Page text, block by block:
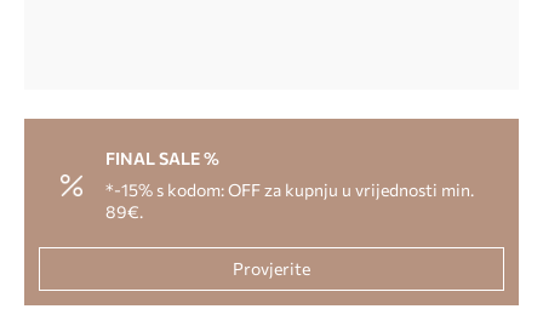
FINAL SALE %
*-15% s kodom: OFF za kupnju u vrijednosti min.
89€.
Provjerite